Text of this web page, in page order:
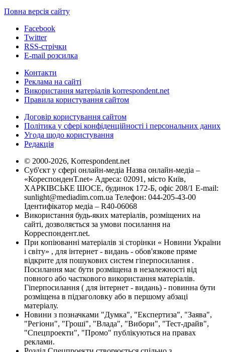
Повна версія сайту
Facebook
Twitter
RSS-стрічки
E-mail розсилка
Контакти
Реклама на сайті
Використання матеріалів korrespondent.net
Правила користування сайтом
Договір користування сайтом
Політика у сфері конфіденційності і персональних даних
Угода щодо користування
Редакція
© 2000-2026, Korrespondent.net
Суб'єкт у сфері онлайн-медіа Назва онлайн-медіа –
«КореспонденТ.net» Адреса: 02091, місто Київ,
ХАРКІВСЬКЕ ШОСЕ, будинок 172-Б, офіс 208/1 E-mail:
sunlight@mediadim.com.ua Телефон: 044-205-43-00
Ідентифікатор медіа – R40-06068
Використання будь-яких матеріалів, розміщених на
сайті, дозволяється за умови посилання на
Корреспондент.net.
При копіюванні матеріалів зі сторінки « Новини України
і світу» , для інтернет - видань - обов'язкове пряме
відкрите для пошукових систем гіперпосилання .
Посилання має бути розміщена в незалежності від
повного або часткового використання матеріалів.
Гіперпосилання ( для інтернет - видань) - повинна бути
розміщена в підзаголовку або в першому абзаці
матеріалу.
Новини з позначками "Думка", "Експертиза", "Заява",
"Регіони", "Гроші", "Влада", "Вибори", "Тест-драйв",
"Спецпроекти", "Промо" публікуються на правах
реклами.